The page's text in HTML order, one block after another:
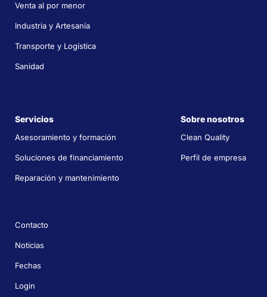
Venta al por menor
Industria y Artesanía
Transporte y Logística
Sanidad
Servicios
Asesoramiento y formación
Soluciones de financiamiento
Reparación y mantenimiento
Sobre nosotros
Clean Quality
Perfil de empresa
Contacto
Noticias
Fechas
Login